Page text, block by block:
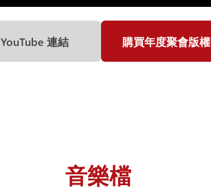
YouTube 連結 購買年度聚會版權
音樂檔